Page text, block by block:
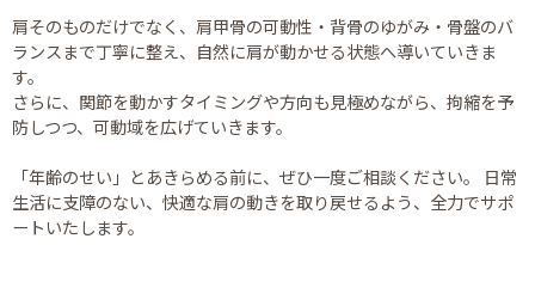
肩そのものだけでなく、肩甲骨の可動性・背骨のゆがみ・骨盤のバ
ランスまで丁寧に整え、自然に肩が動かせる状態へ導いていきま
す。
さらに、関節を動かすタイミングや方向も見極めながら、拘縮を予
防しつつ、可動域を広げていきます。
「年齢のせい」とあきらめる前に、ぜひ一度ご相談ください。 日常
生活に支障のない、快適な肩の動きを取り戻せるよう、全力でサポ
ートいたします。